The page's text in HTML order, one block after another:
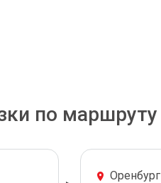
по маршруту
Оренбург